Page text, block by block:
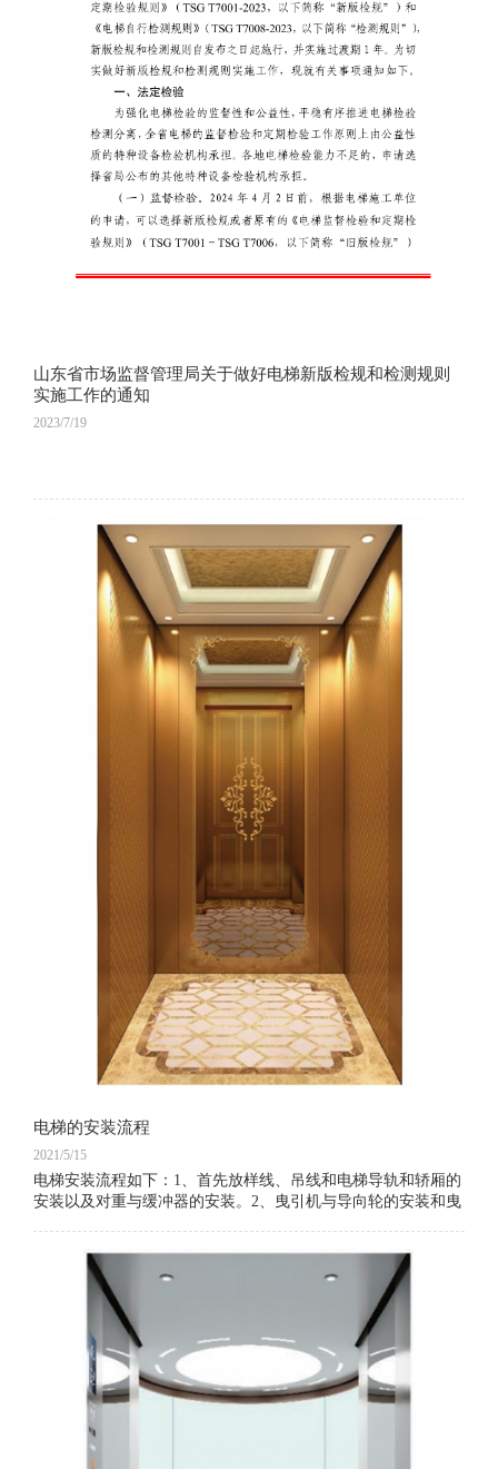
山东省市场监督管理局关于做好电梯新版检规和检测规则
实施工作的通知
2023/7/19
电梯的安装流程
2021/5/15
电梯安装流程如下：1、首先放样线、吊线和电梯导轨和轿厢的
安装以及对重与缓冲器的安装。2、曳引机与导向轮的安装和曳